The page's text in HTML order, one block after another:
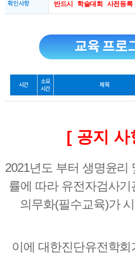
확인사항 반드시 학술대회 사전등
교육 프로
시간
소요
시간
제목
[ 공지 사
2021년도 부터 생명윤리
률에 따라 유전자검사
의무화(필수교육)가
이에 대한진단유전학회